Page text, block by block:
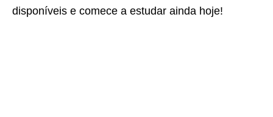
disponíveis e comece a estudar ainda hoje!